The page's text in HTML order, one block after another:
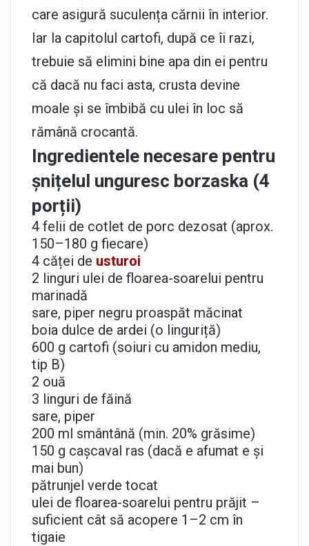
care asigură suculența cărnii în interior.
Iar la capitolul cartofi, după ce îi razi,
trebuie să elimini bine apa din ei pentru
că dacă nu faci asta, crusta devine
moale și se îmbibă cu ulei în loc să
rămână crocantă.
Ingredientele necesare pentru
șnițelul unguresc borzaska (4
porții)
4 felii de cotlet de porc dezosat (aprox.
150–180 g fiecare)
4 căței de usturoi
2 linguri ulei de floarea-soarelui pentru
marinadă
sare, piper negru proaspăt măcinat
boia dulce de ardei (o linguriță)
600 g cartofi (soiuri cu amidon mediu,
tip B)
2 ouă
3 linguri de făină
sare, piper
200 ml smântână (min. 20% grăsime)
150 g cașcaval ras (dacă e afumat e și
mai bun)
pătrunjel verde tocat
ulei de floarea-soarelui pentru prăjit –
suficient cât să acopere 1–2 cm în
tigaie